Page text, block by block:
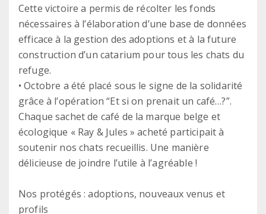
Cette victoire a permis de récolter les fonds
nécessaires à l’élaboration d’une base de données
efficace à la gestion des adoptions et à la future
construction d’un catarium pour tous les chats du
refuge.
• Octobre a été placé sous le signe de la solidarité
grâce à l’opération “Et si on prenait un café…?”.
Chaque sachet de café de la marque belge et
écologique « Ray & Jules » acheté participait à
soutenir nos chats recueillis. Une manière
délicieuse de joindre l’utile à l’agréable !
Nos protégés : adoptions, nouveaux venus et
profils